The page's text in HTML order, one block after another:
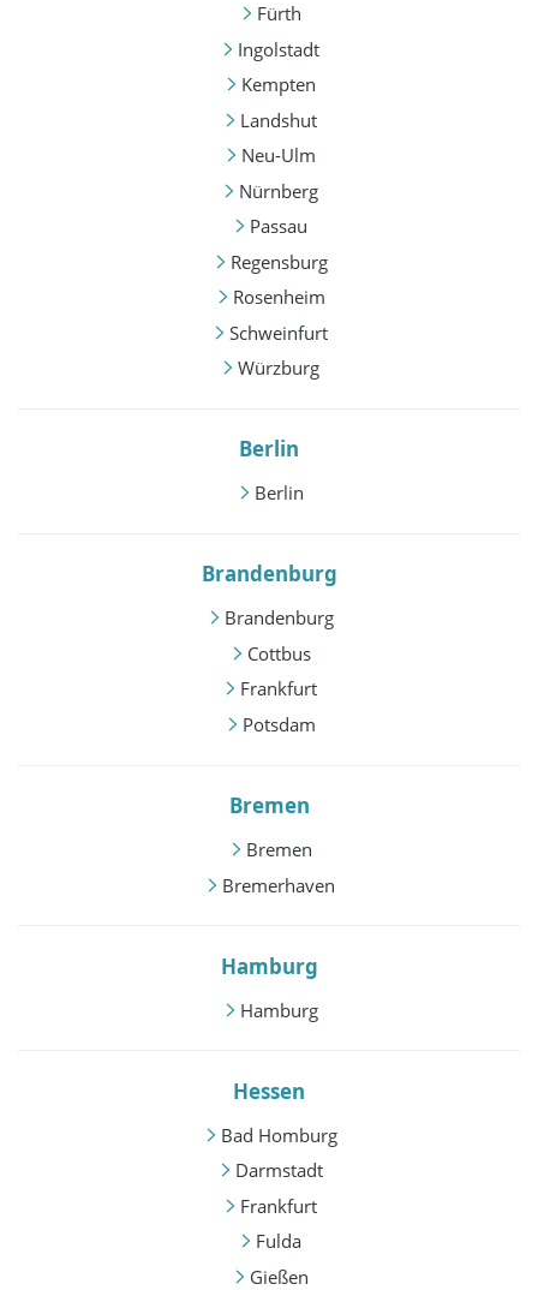
Fürth
Ingolstadt
Kempten
Landshut
Neu-Ulm
Nürnberg
Passau
Regensburg
Rosenheim
Schweinfurt
Würzburg
Berlin
Berlin
Brandenburg
Brandenburg
Cottbus
Frankfurt
Potsdam
Bremen
Bremen
Bremerhaven
Hamburg
Hamburg
Hessen
Bad Homburg
Darmstadt
Frankfurt
Fulda
Gießen